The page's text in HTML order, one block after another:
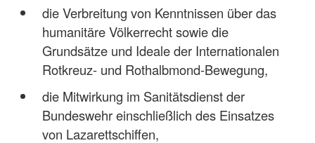
die Verbreitung von Kenntnissen über das
humanitäre Völkerrecht sowie die
Grundsätze und Ideale der Internationalen
Rotkreuz- und Rothalbmond-Bewegung,
die Mitwirkung im Sanitätsdienst der
Bundeswehr einschließlich des Einsatzes
von Lazarettschiffen,